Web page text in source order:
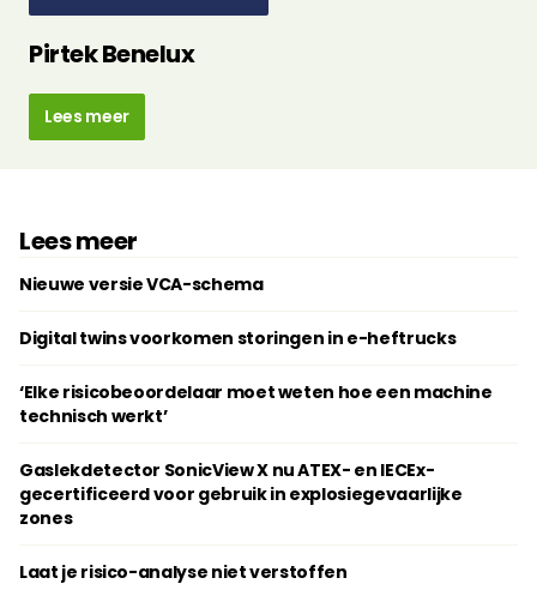
Pirtek Benelux
Lees meer
Lees meer
Nieuwe versie VCA-schema
Digital twins voorkomen storingen in e-heftrucks
‘Elke risicobeoordelaar moet weten hoe een machine
technisch werkt’
Gaslekdetector SonicView X nu ATEX- en IECEx-
gecertificeerd voor gebruik in explosiegevaarlijke
zones
Laat je risico-analyse niet verstoffen